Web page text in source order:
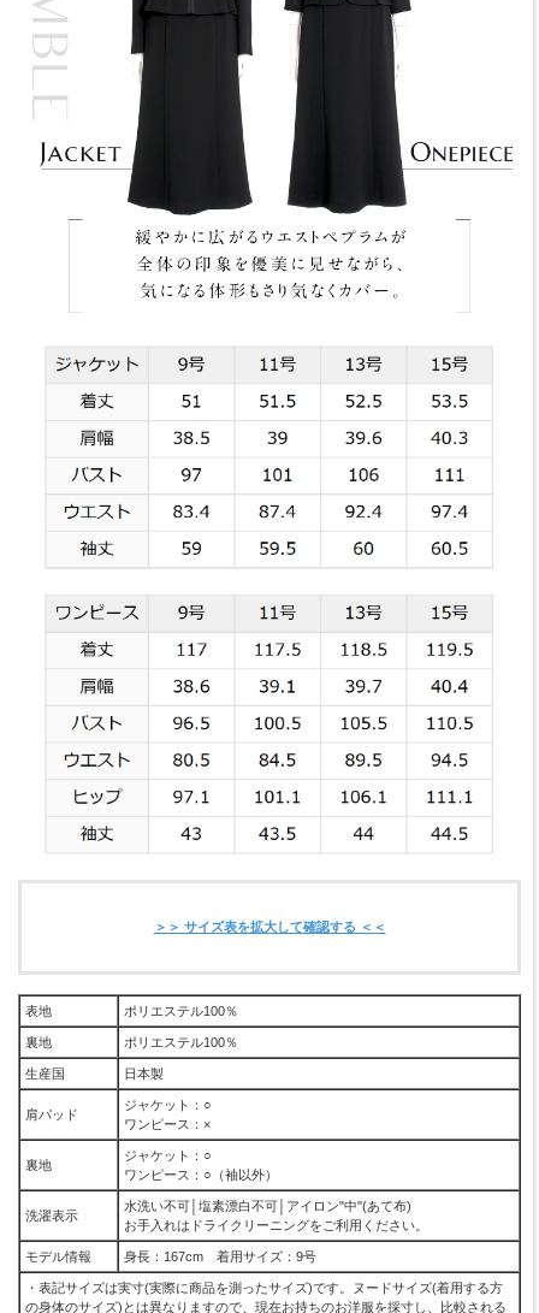
＞＞ サイズ表を拡大して確認する ＜＜
表地 ポリエステル100％
裏地 ポリエステル100％
生産国 日本製
肩パッド
ジャケット：○
ワンピース：×
裏地
ジャケット：○
ワンピース：○（袖以外）
洗濯表示
水洗い不可│塩素漂白不可│アイロン"中"(あて布)
お手入れはドライクリーニングをご利用ください。
モデル情報 身長：167cm 着用サイズ：9号
・表記サイズは実寸(実際に商品を測ったサイズ)です。ヌードサイズ(着用する方
の身体のサイズ)とは異なりますので、現在お持ちのお洋服を採寸し、比較される